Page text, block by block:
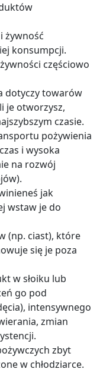
żywność
konsumpcji.
częściowo
dotyczy towarów
je otworzysz,
czasie.
pożywienia
i wysoka
na rozwój
jak
wstaw je do
(np. ciast), które
się je poza
w słoiku lub
go pod
intensywnego
zmian
zbyt
w chłodziarce.